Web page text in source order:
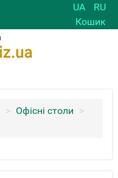
UA
RU
Кошик
> Офісні столи >